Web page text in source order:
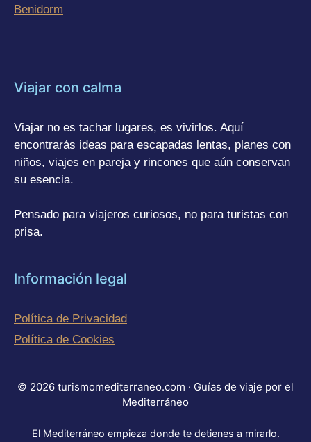
Benidorm
Viajar con calma
Viajar no es tachar lugares, es vivirlos. Aquí
encontrarás ideas para escapadas lentas, planes con
niños, viajes en pareja y rincones que aún conservan
su esencia.
Pensado para viajeros curiosos, no para turistas con
prisa.
Información legal
Política de Privacidad
Política de Cookies
© 2026 turismomediterraneo.com · Guías de viaje por el
Mediterráneo
El Mediterráneo empieza donde te detienes a mirarlo.